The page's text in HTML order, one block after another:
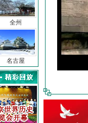
全州
名古屋